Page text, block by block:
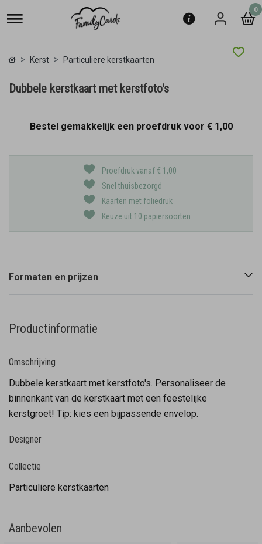
0
Kerst Particuliere kerstkaarten
Dubbele kerstkaart met kerstfoto's
Bestel gemakkelijk een proefdruk voor € 1,00
Proefdruk vanaf € 1,00
Snel thuisbezorgd
Kaarten met foliedruk
Keuze uit 10 papiersoorten
Formaten en prijzen
Productinformatie
Omschrijving
Dubbele kerstkaart met kerstfoto's. Personaliseer de
binnenkant van de kerstkaart met een feestelijke
kerstgroet! Tip: kies een bijpassende envelop.
Designer
Collectie
Particuliere kerstkaarten
Aanbevolen